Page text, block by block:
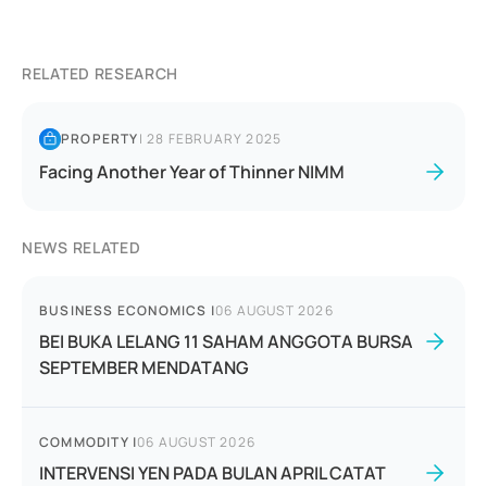
RELATED RESEARCH
PROPERTY|28 FEBRUARY 2025
Facing Another Year of Thinner NIMM
NEWS RELATED
BUSINESS ECONOMICS |06 AUGUST 2026
BEI BUKA LELANG 11 SAHAM ANGGOTA BURSA
SEPTEMBER MENDATANG
COMMODITY |06 AUGUST 2026
INTERVENSI YEN PADA BULAN APRIL CATAT